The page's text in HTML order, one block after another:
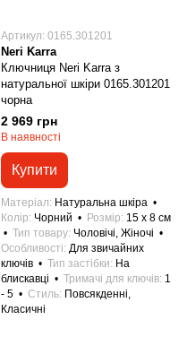
Артикул: 0165.301201
Neri Karra
Ключниця Neri Karra з
натуральної шкіри 0165.301201
чорна
2 969 грн
В наявності
Купити
Матеріал
Натуральна шкіра
Колір Чорний Розмір 15 x 8 см
Тип товару Чоловічі, Жіночі
Особливості Для звичайних
ключів
Тип застібки
На
блискавці
Тримачі для ключів 1
- 5
Стиль Повсякденні,
Класичні